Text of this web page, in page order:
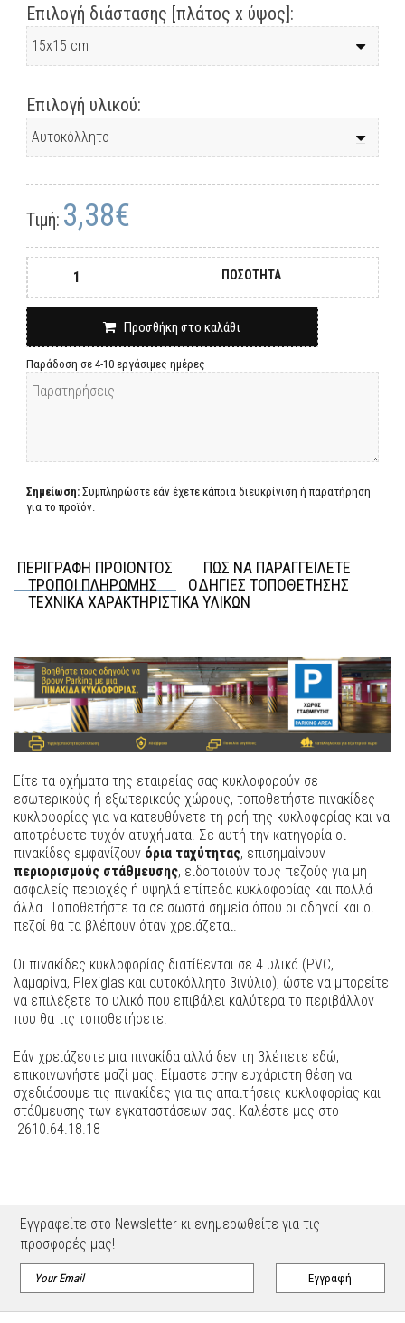
Επιλογή διάστασης [πλάτος x ύψος]:
Επιλογή υλικού:
Τιμή: 3,38€
ΠΟΣΟΤΗΤΑ
Προσθήκη στο καλάθι
Παράδοση σε 4-10 εργάσιμες ημέρες
Σημείωση: Συμπληρώστε εάν έχετε κάποια διευκρίνιση ή παρατήρηση
για το προϊόν.
ΠΕΡΙΓΡΑΦΗ ΠΡΟΙΟΝΤΟΣ
ΠΩΣ ΝΑ ΠΑΡΑΓΓΕΙΛΕΤΕ
ΤΡΟΠΟΙ ΠΛΗΡΩΜΗΣ
ΟΔΗΓΙΕΣ ΤΟΠΟΘΕΤΗΣΗΣ
ΤΕΧΝΙΚΑ ΧΑΡΑΚΤΗΡΙΣΤΙΚΑ ΥΛΙΚΩΝ
Είτε τα οχήματα της εταιρείας σας κυκλοφορούν σε
εσωτερικούς ή εξωτερικούς χώρους, τοποθετήστε πινακίδες
κυκλοφορίας για να κατευθύνετε τη ροή της κυκλοφορίας και να
αποτρέψετε τυχόν ατυχήματα. Σε αυτή την κατηγορία οι
πινακίδες εμφανίζουν όρια ταχύτητας, επισημαίνουν
περιορισμούς στάθμευσης, ειδοποιούν τους πεζούς για μη
ασφαλείς περιοχές ή υψηλά επίπεδα κυκλοφορίας και πολλά
άλλα. Τοποθετήστε τα σε σωστά σημεία όπου οι οδηγοί και οι
πεζοί θα τα βλέπουν όταν χρειάζεται.
Οι πινακίδες κυκλοφορίας διατίθενται σε 4 υλικά (PVC,
λαμαρίνα, Plexiglas και αυτοκόλλητο βινύλιο), ώστε να μπορείτε
να επιλέξετε το υλικό που επιβάλει καλύτερα το περιβάλλον
που θα τις τοποθετήσετε.
Εάν χρειάζεστε μια πινακίδα αλλά δεν τη βλέπετε εδώ,
επικοινωνήστε μαζί μας. Είμαστε στην ευχάριστη θέση να
σχεδιάσουμε τις πινακίδες για τις απαιτήσεις κυκλοφορίας και
στάθμευσης των εγκαταστάσεων σας. Καλέστε μας στο
2610.64.18.18
Εγγραφείτε στο Newsletter κι ενημερωθείτε για τις
προσφορές μας!